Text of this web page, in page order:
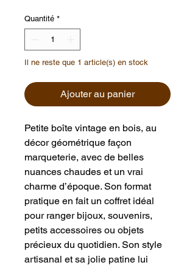
Quantité *
Il ne reste que 1 article(s) en stock
Ajouter au panier
Petite boîte vintage en bois, au
décor géométrique façon
marqueterie, avec de belles
nuances chaudes et un vrai
charme d’époque. Son format
pratique en fait un coffret idéal
pour ranger bijoux, souvenirs,
petits accessoires ou objets
précieux du quotidien. Son style
artisanal et sa jolie patine lui